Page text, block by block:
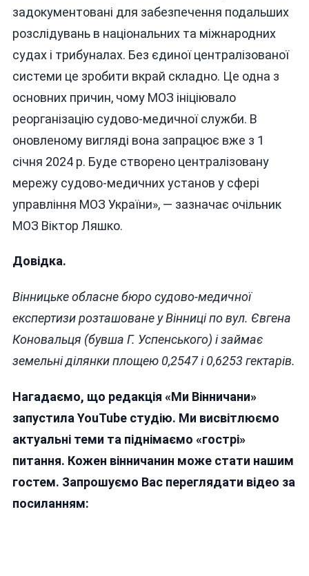
задокументовані для забезпечення подальших
розслідувань в національних та міжнародних
судах і трибуналах. Без єдиної централізованої
системи це зробити вкрай складно. Це одна з
основних причин, чому МОЗ ініціювало
реорганізацію судово-медичної служби. В
оновленому вигляді вона запрацює вже з 1
січня 2024 р. Буде створено централізовану
мережу судово-медичних установ у сфері
управління МОЗ України», — зазначає очільник
МОЗ Віктор Ляшко.
Довідка.
Вінницьке обласне бюро судово-медичної
експертизи розташоване у Вінниці по вул. Євгена
Коновальця (бувша Г. Успенського) і займає
земельні ділянки площею 0,2547 і 0,6253 гектарів.
Нагадаємо, що редакція «Ми Вінничани»
запустила YouTube студію. Ми висвітлюємо
актуальні теми та піднімаємо «гострі»
питання. Кожен вінничанин може стати нашим
гостем. Запрошуємо Вас переглядати відео за
посиланням: